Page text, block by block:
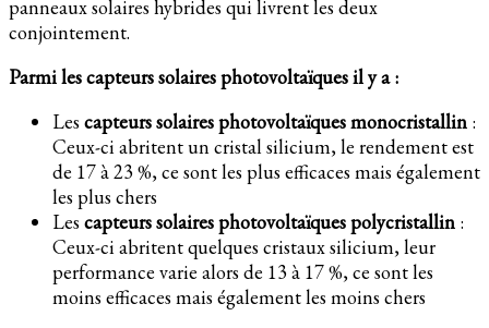
panneaux solaires hybrides qui livrent les deux
conjointement.
Parmi les capteurs solaires photovoltaïques il y a :
Les capteurs solaires photovoltaïques monocristallin :
Ceux-ci abritent un cristal silicium, le rendement est
de 17 à 23 %, ce sont les plus efficaces mais également
les plus chers
Les capteurs solaires photovoltaïques polycristallin :
Ceux-ci abritent quelques cristaux silicium, leur
performance varie alors de 13 à 17 %, ce sont les
moins efficaces mais également les moins chers